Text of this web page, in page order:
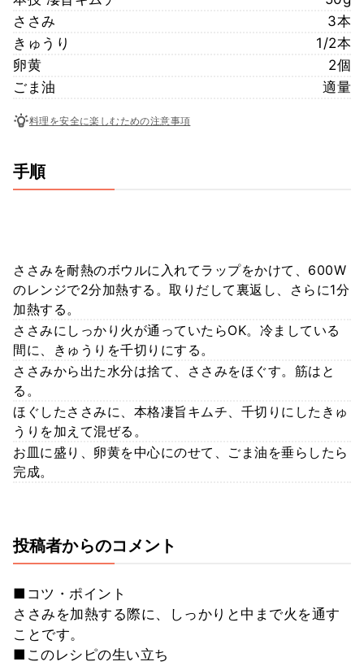
ささみ
3本
きゅうり
1/2本
卵黄
2個
ごま油
適量
料理を安全に楽しむための注意事項
手順
ささみを耐熱のボウルに入れてラップをかけて、600W
のレンジで2分加熱する。取りだして裏返し、さらに1分
加熱する。
ささみにしっかり火が通っていたらOK。冷ましている
間に、きゅうりを千切りにする。
ささみから出た水分は捨て、ささみをほぐす。筋はと
る。
ほぐしたささみに、本格凄旨キムチ、千切りにしたきゅ
うりを加えて混ぜる。
お皿に盛り、卵黄を中心にのせて、ごま油を垂らしたら
完成。
投稿者からのコメント
■コツ・ポイント
ささみを加熱する際に、しっかりと中まで火を通す
ことです。
■このレシピの生い立ち